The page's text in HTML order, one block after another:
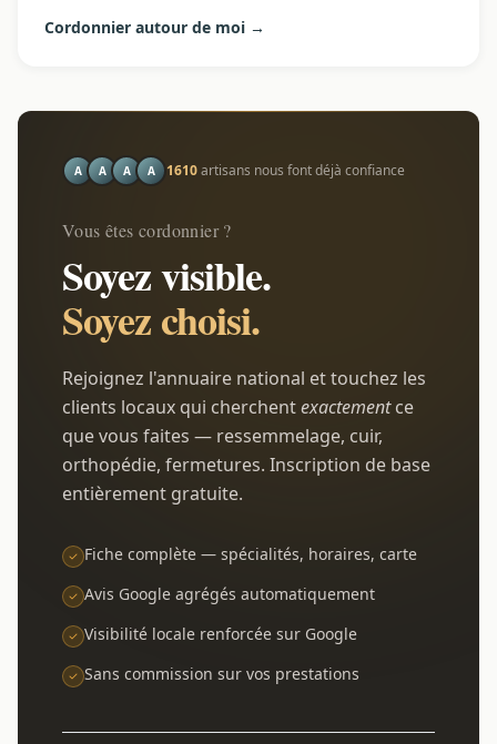
Cordonnier autour de moi →
A A A A 1610artisans nous font déjà confiance
Vous êtes cordonnier ?
Soyez visible.
Soyez choisi.
Rejoignez l'annuaire national et touchez les
clients locaux qui cherchentexactementce
que vous faites — ressemmelage, cuir,
orthopédie, fermetures. Inscription de base
entièrement gratuite.
Fiche complète — spécialités, horaires, carte
Avis Google agrégés automatiquement
Visibilité locale renforcée sur Google
Sans commission sur vos prestations